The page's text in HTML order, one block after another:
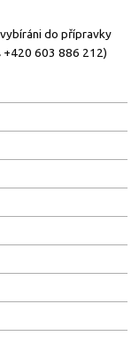
do přípravky
+420 603 886 212)